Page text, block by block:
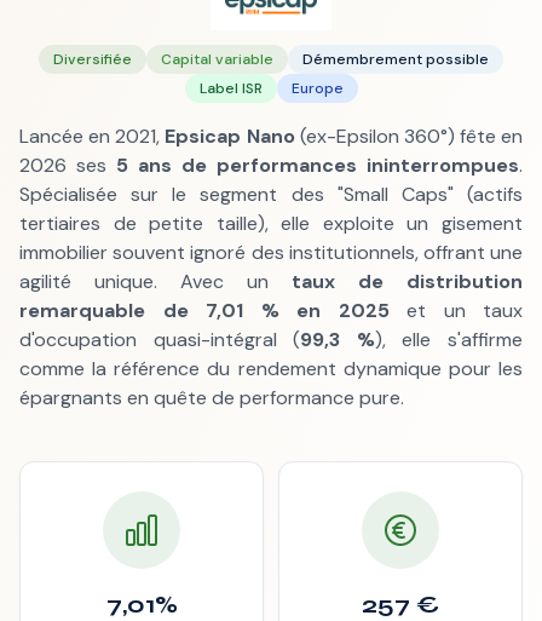
Epsicap Nano
Diversifiée Capital variable
Démembrement possible
Label ISR
Europe
Lancée en 2021, Epsicap Nano (ex-Epsilon 360°) fête en
2026 ses 5 ans de performances ininterrompues.
Spécialisée sur le segment des "Small Caps" (actifs
tertiaires de petite taille), elle exploite un gisement
immobilier souvent ignoré des institutionnels, offrant une
agilité unique. Avec un taux de distribution
remarquable de 7,01 % en 2025 et un taux
d'occupation quasi-intégral (99,3 %), elle s'affirme
comme la référence du rendement dynamique pour les
épargnants en quête de performance pure.
7,01% 257 €